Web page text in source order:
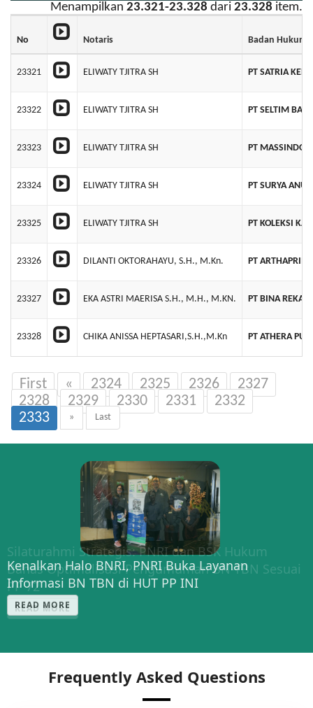
Menampilkan 23.321-23.328 dari 23.328 item.
No Notaris Badan Hukum
23321 ELIWATY TJITRA SH PT SATRIA
23322 ELIWATY TJITRA SH PT SELTIM
23323 ELIWATY TJITRA SH PT MASSINDO
23324 ELIWATY TJITRA SH PT SURYA
23325 ELIWATY TJITRA SH PT KOLEKSI
23326 DILANTI OKTORAHAYU, S.H., M.Kn. PT
23327 EKA ASTRI MAERISA S.H., M.H., M.KN. PT BINA
23328 CHIKA ANISSA HEPTASARI,S.H.,M.Kn PT ATHERA
First « 2324 2325 2326
2327
2328
2329 2330 2331
2332
2333
» Last
Silaturahmi Strategis: PNRI dan BSK Hukum
Bahas Optimalisasi Pengumuman BN-TBN Sesuai
PP 72
READ MORE
Kenalkan Halo BNRI, PNRI Buka Layanan
Informasi BN TBN di HUT PP INI
READ MORE
Frequently Asked Questions